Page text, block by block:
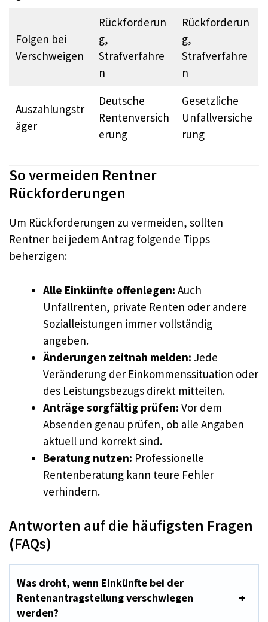
Folgen bei
Verschweigen
Rückforderun
g,
Strafverfahre
n
Rückforderun
g,
Strafverfahre
n
Auszahlungstr
äger
Deutsche
Rentenversich
erung
Gesetzliche
Unfallversiche
rung
So vermeiden Rentner
Rückforderungen
Um Rückforderungen zu vermeiden, sollten
Rentner bei jedem Antrag folgende Tipps
beherzigen:
Alle Einkünfte offenlegen: Auch
Unfallrenten, private Renten oder andere
Sozialleistungen immer vollständig
angeben.
Änderungen zeitnah melden: Jede
Veränderung der Einkommenssituation oder
des Leistungsbezugs direkt mitteilen.
Anträge sorgfältig prüfen: Vor dem
Absenden genau prüfen, ob alle Angaben
aktuell und korrekt sind.
Beratung nutzen: Professionelle
Rentenberatung kann teure Fehler
verhindern.
Antworten auf die häufigsten Fragen
(FAQs)
Was droht, wenn Einkünfte bei der
Rentenantragstellung verschwiegen
werden?